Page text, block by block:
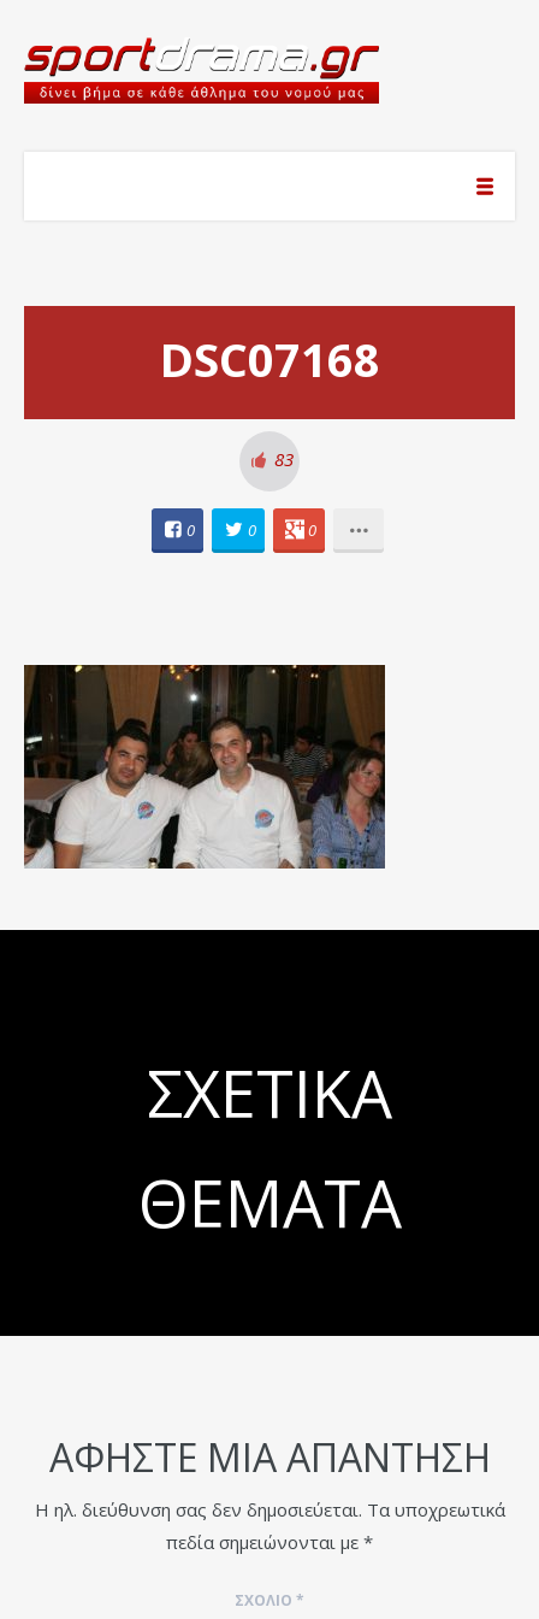
DSC07168
83
0 0 0
ΣΧΕΤΙΚΆ
ΘΈΜΑΤΑ
ΑΦΉΣΤΕ ΜΙΑ ΑΠΆΝΤΗΣΗ
Η ηλ. διεύθυνση σας δεν δημοσιεύεται. Τα υποχρεωτικά
πεδία σημειώνονται με *
ΣΧΌΛΙΟ *